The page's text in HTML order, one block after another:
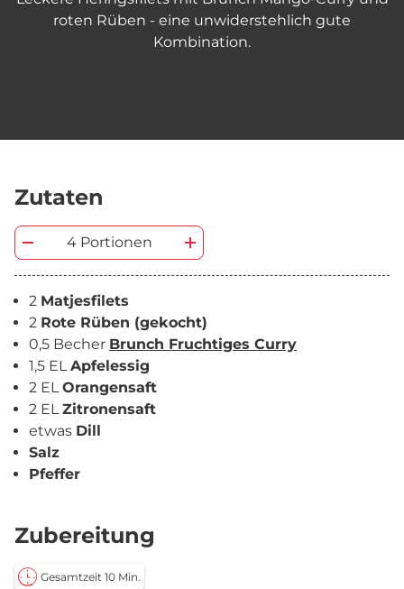
roten Rüben - eine unwiderstehlich gute
Kombination.
Zutaten
4 Portionen
2 Matjesfilets
2 Rote Rüben (gekocht)
0,5 Becher Brunch Fruchtiges Curry
1,5 ELApfelessig
2 ELOrangensaft
2 ELZitronensaft
etwas Dill
Salz
Pfeffer
Zubereitung
Gesamtzeit 10 Min.